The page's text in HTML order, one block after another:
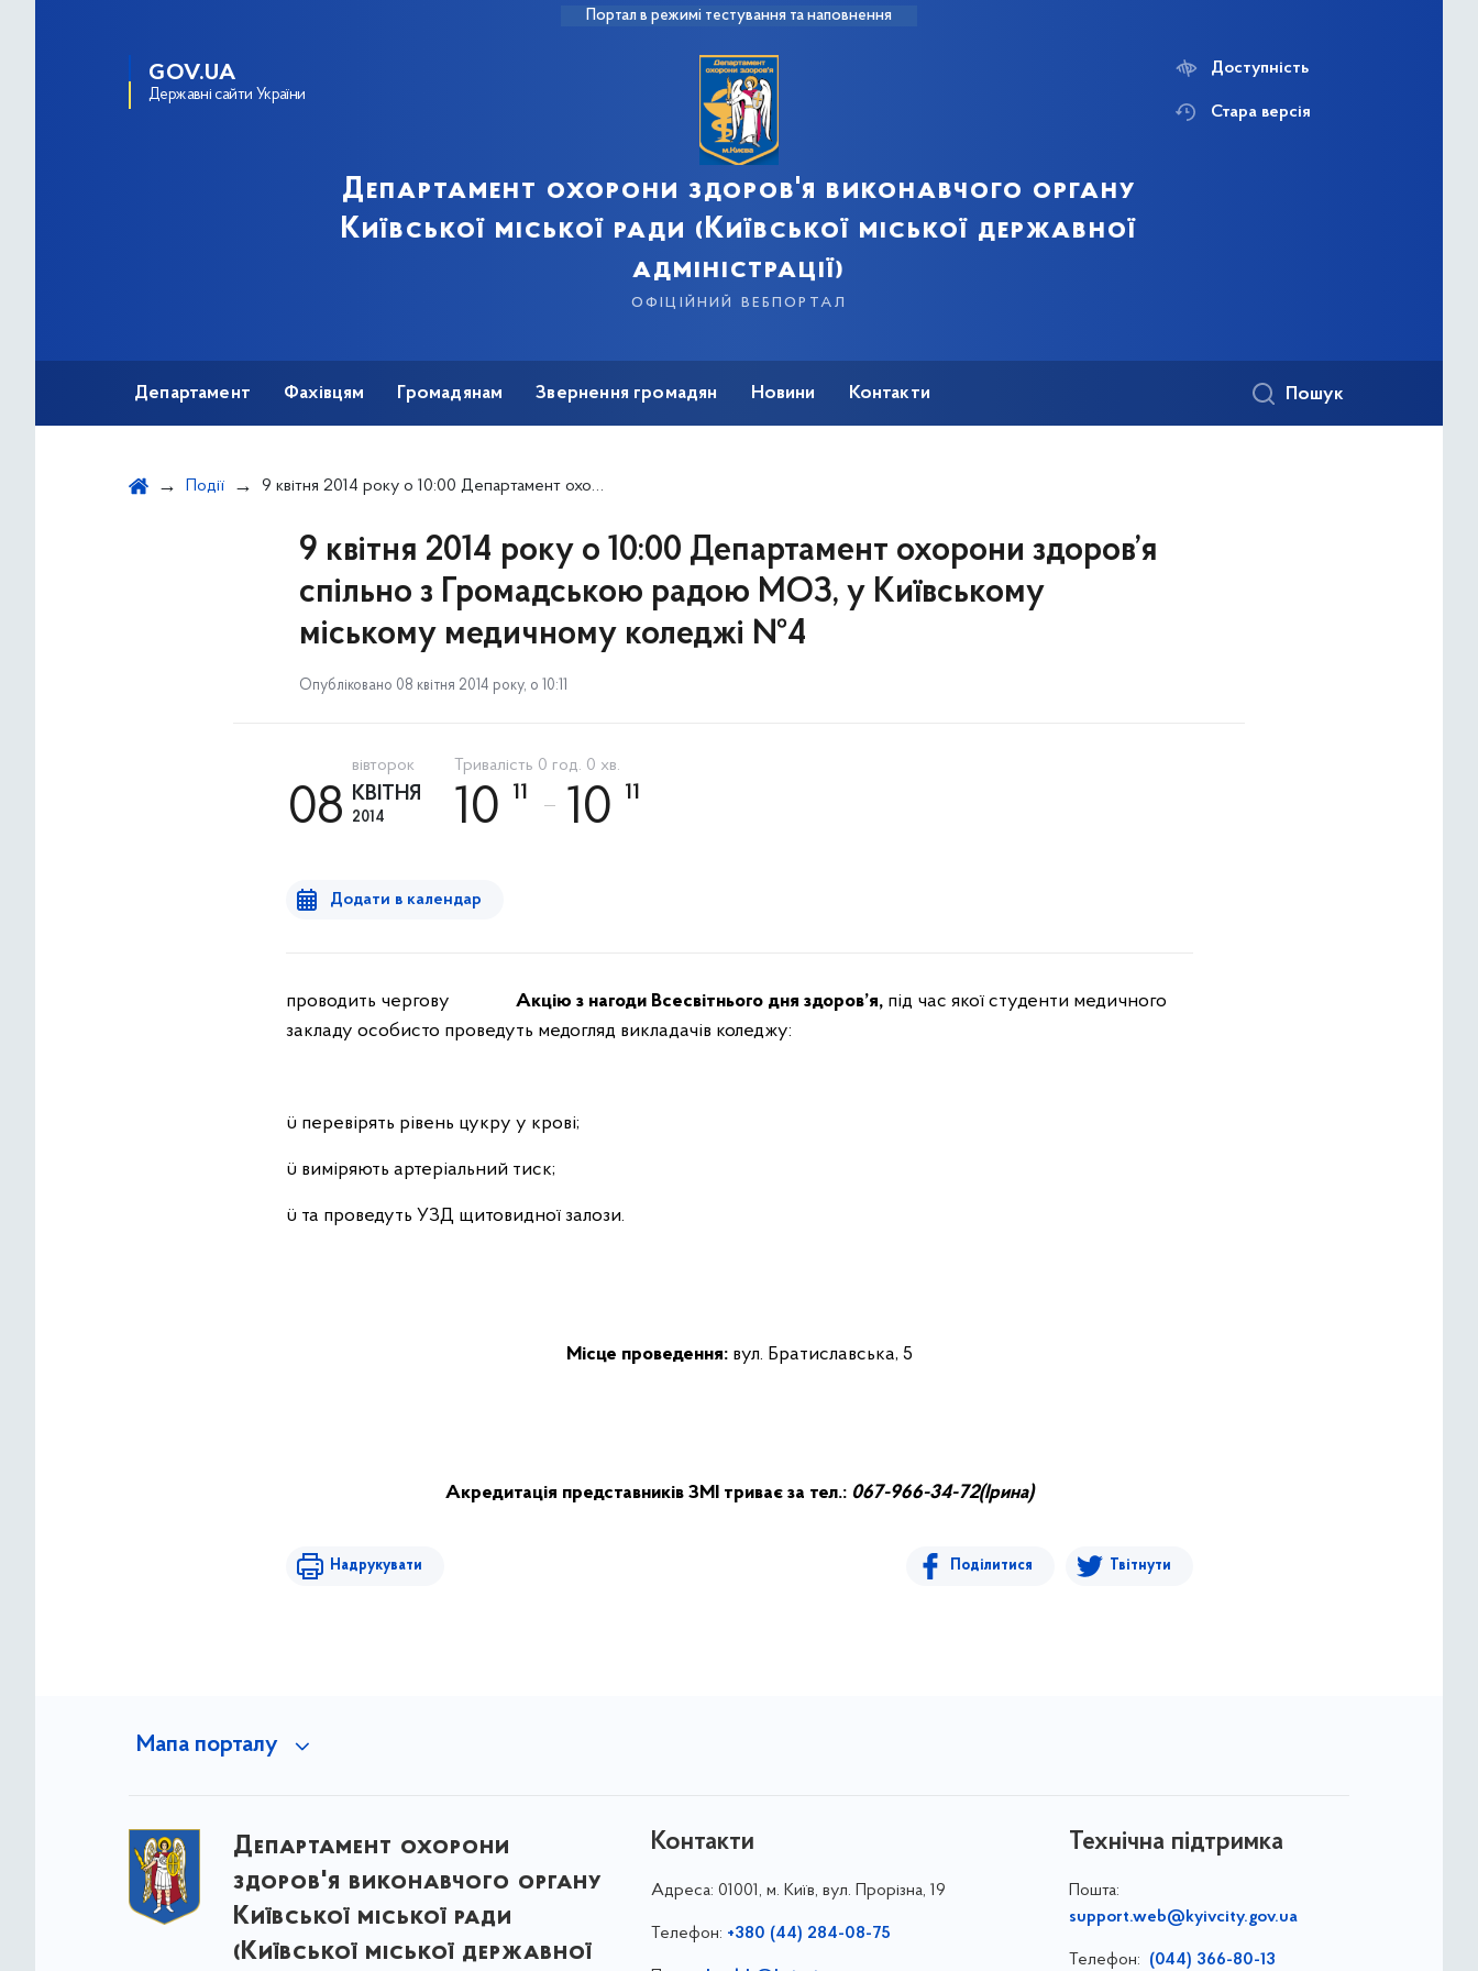
Портал в режимі тестування та наповнення
GOV.UA
Державні сайти України
Департамент охорони здоров'я виконавчого органу
Київської міської ради (Київської міської державної
адміністрації)
офіційний вебпортал
Доступність
Стара версія
Департамент Фахівцям Громадянам Звернення громадян Новини Контакти Пошук
Події 9 квітня 2014 року о 10:00 Департамент охорони здоров’я спільно з Громадською радою МОЗ, у Київському міському медичному коледжі №4
9 квітня 2014 року о 10:00 Департамент охорони здоров’я
спільно з Громадською радою МОЗ, у Київському
міському медичному коледжі №4
Опубліковано 08 квітня 2014 року, о 10:11
вівторок
08 КВІТНЯ
2014
Тривалість 0 год. 0 хв.
10 11 10 11
Додати в календар
проводить чергову Акцію з нагоди Всесвітнього дня здоров’я,під час якої студенти медичного
закладу особисто проведуть медогляд викладачів коледжу:
ü перевірять рівень цукру у крові;
ü виміряють артеріальний тиск;
ü та проведуть УЗД щитовидної залози.
Місце проведення: вул. Братиславська, 5
Акредитація представників ЗМІ триває за тел.:067-966-34-72(Ірина)
Надрукувати Поділитися Твітнути
Мапа порталу
Департамент охорони
здоров'я виконавчого органу
Київської міської ради
(Київської міської державної
Контакти
Адреса: 01001, м. Київ, вул. Прорізна, 19
Телефон: +380 (44) 284-08-75
Технічна підтримка
Пошта:
support.web@kyivcity.gov.ua
Телефон: (044) 366-80-13